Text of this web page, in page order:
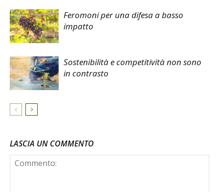
Feromoni per una difesa a basso
impatto
Sostenibilità e competitività non sono
in contrasto
LASCIA UN COMMENTO